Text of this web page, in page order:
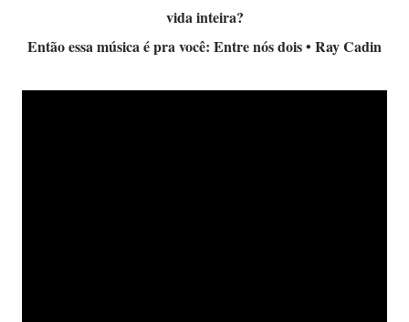
vida inteira?
Então essa música é pra você: Entre nós dois • Ray Cadin